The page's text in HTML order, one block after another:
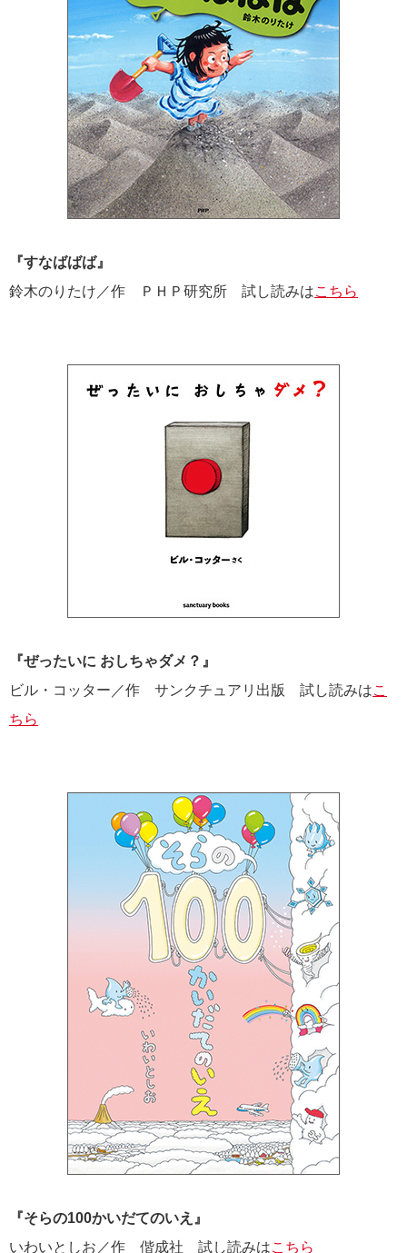
『すなばばば』
鈴木のりたけ／作 ＰＨＰ研究所 試し読みはこちら
『ぜったいに おしちゃダメ？』
ビル・コッター／作 サンクチュアリ出版 試し読みはこ
ちら
『そらの100かいだてのいえ』
いわいとしお／作 偕成社 試し読みはこちら